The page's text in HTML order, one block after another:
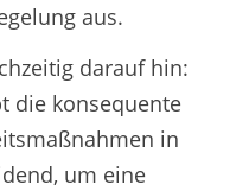
aus.
darauf hin:
die konsequente
in
um eine